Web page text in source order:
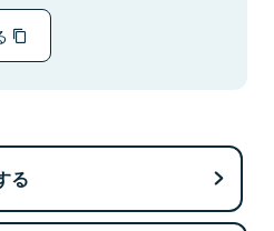
る